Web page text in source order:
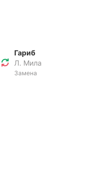
Гариб
Л. Мила
Замена